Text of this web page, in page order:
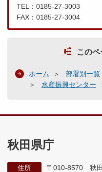
TEL：0185-27-3003
FAX：0185-27-3004
この
ホーム 部署別一覧
水産振興センター
秋田県庁
住所
〒010-8570 秋